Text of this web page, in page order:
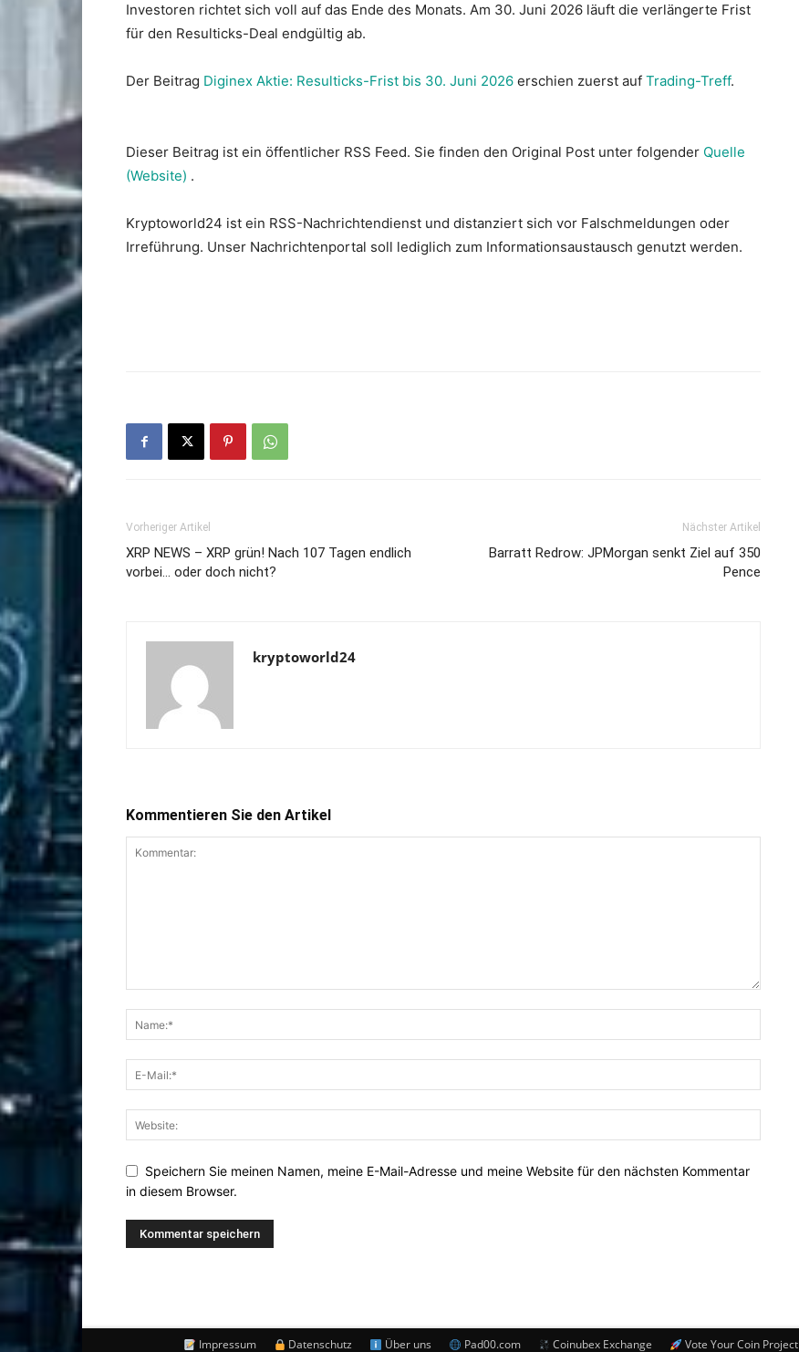
Investoren richtet sich voll auf das Ende des Monats. Am 30. Juni 2026 läuft die verlängerte Frist
für den Resulticks-Deal endgültig ab.
Der Beitrag Diginex Aktie: Resulticks-Frist bis 30. Juni 2026 erschien zuerst auf Trading-Treff.
Dieser Beitrag ist ein öffentlicher RSS Feed. Sie finden den Original Post unter folgender Quelle
(Website) .
Kryptoworld24 ist ein RSS-Nachrichtendienst und distanziert sich vor Falschmeldungen oder
Irreführung. Unser Nachrichtenportal soll lediglich zum Informationsaustausch genutzt werden.
Vorheriger Artikel
XRP NEWS – XRP grün! Nach 107 Tagen endlich
vorbei… oder doch nicht?
Nächster Artikel
Barratt Redrow: JPMorgan senkt Ziel auf 350
Pence
kryptoworld24
Kommentieren Sie den Artikel
Speichern Sie meinen Namen, meine E-Mail-Adresse und meine Website für den nächsten Kommentar
in diesem Browser.
Impressum Datenschutz Über uns Pad00.com Coinubex Exchange Vote Your Coin Project